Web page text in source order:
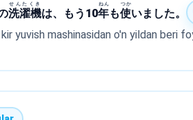
洗濯機
せんたくき
は、もう10年
ねん
も使
つか
いました。
kir yuvish mashinasidan o'n yildan beri